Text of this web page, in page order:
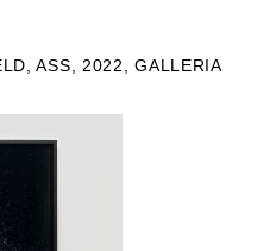
ASS, 2022, GALLERIA